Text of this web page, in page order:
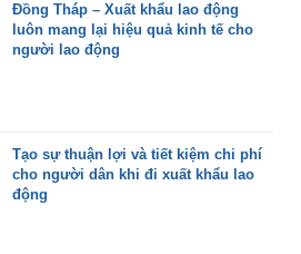
Đồng Tháp – Xuất khẩu lao động
luôn mang lại hiệu quả kinh tế cho
người lao động
Tạo sự thuận lợi và tiết kiệm chi phí
cho người dân khi đi xuất khẩu lao
động